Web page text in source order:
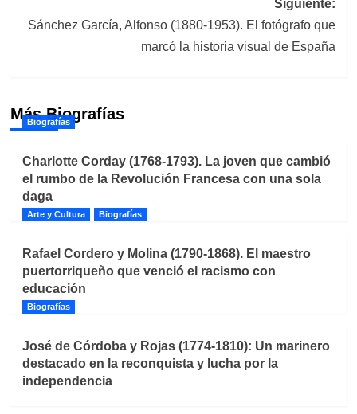
Siguiente:
Sánchez García, Alfonso (1880-1953). El fotógrafo que
marcó la historia visual de España
Más Biografías
Biografías
Charlotte Corday (1768-1793). La joven que cambió
el rumbo de la Revolución Francesa con una sola
daga
Arte y Cultura Biografías
Rafael Cordero y Molina (1790-1868). El maestro
puertorriqueño que venció el racismo con
educación
Biografías
José de Córdoba y Rojas (1774-1810): Un marinero
destacado en la reconquista y lucha por la
independencia